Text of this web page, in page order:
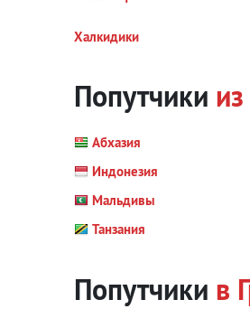
Халкидики
Попутчики
Абхазия
Индонезия
Мальдивы
Танзания
Попутчики в